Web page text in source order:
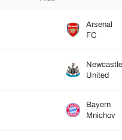
Arsenal
FC
Newcastle
United
Bayern
Mnichov